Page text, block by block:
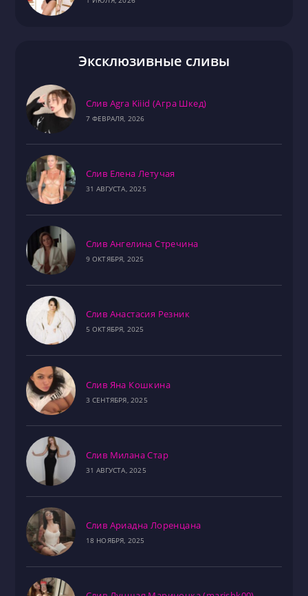
Эксклюзивные сливы
Слив Agra Kiiid (Агра Шкед)
7 ФЕВРАЛЯ, 2026
Слив Елена Летучая
31 АВГУСТА, 2025
Слив Ангелина Стречина
9 ОКТЯБРЯ, 2025
Слив Анастасия Резник
5 ОКТЯБРЯ, 2025
Слив Яна Кошкина
3 СЕНТЯБРЯ, 2025
Слив Милана Стар
31 АВГУСТА, 2025
Слив Ариадна Лоренцана
18 НОЯБРЯ, 2025